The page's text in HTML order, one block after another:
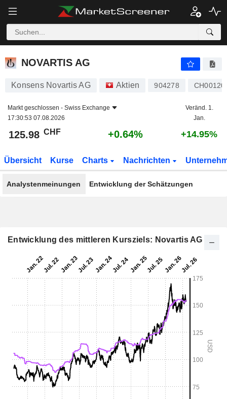
NOVARTIS AG
NOVARTIS AG
Konsens Novartis AG Aktien 904278
Markt geschlossen - Swiss Exchange
17:30:53 07.08.2026
Veränd. 1.
Jan.
125.98 CHF +0.64% +14.95%
Übersicht Kurse Charts Nachrichten
Analystenmeinungen Entwicklung der Schätzungen
Entwicklung des mittleren Kursziels: Novartis AG